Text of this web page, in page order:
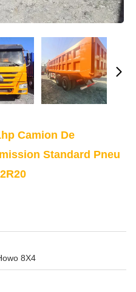
Camion De
Standard Pneu
8X4